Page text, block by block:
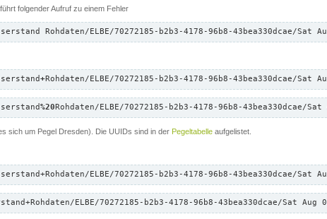
folgender Aufruf zu einem Fehler
Rohdaten/ELBE/70272185-b2b3-4178-96b8-43bea330dcae/Sat
+Rohdaten/ELBE/70272185-b2b3-4178-96b8-43bea330dcae/Sat
%20Rohdaten/ELBE/70272185-b2b3-4178-96b8-43bea330dcae/
sich um Pegel Dresden). Die UUIDs sind in der Pegeltabelle aufgelistet.
ELBE/70272185-b2b3-4178-96b8-43bea330dcae/Sat
ELBE/70272185-b2b3-4178-96b8-43bea330dcae/Sat Aug